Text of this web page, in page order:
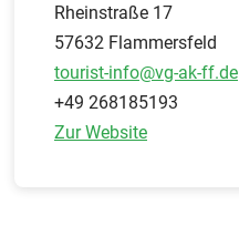
Rheinstraße 17
57632 Flammersfeld
tourist-info@vg-ak-ff.de
+49 268185193
Zur Website